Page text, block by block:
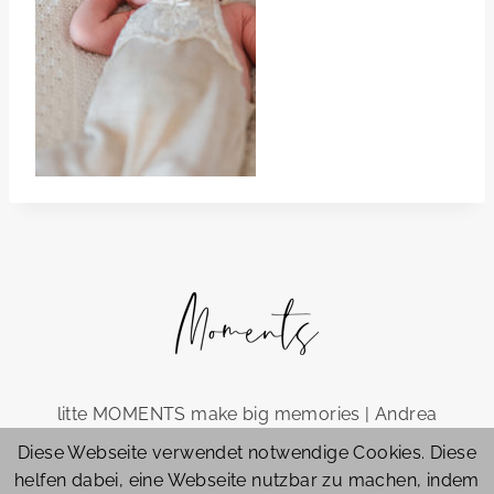
litte MOMENTS make big memories | Andrea
Brown | Fotografin für eure Herzensmomente |
Hochzeiten | Familien | Babys | Hirschaid, Bamberg
Diese Webseite verwendet notwendige Cookies. Diese
helfen dabei, eine Webseite nutzbar zu machen, indem